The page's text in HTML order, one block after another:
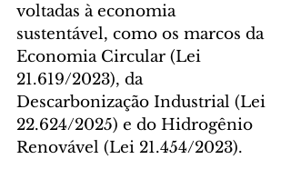
voltadas à economia
sustentável, como os marcos da
Economia Circular (Lei
21.619/2023), da
Descarbonização Industrial (Lei
22.624/2025) e do Hidrogênio
Renovável (Lei 21.454/2023).